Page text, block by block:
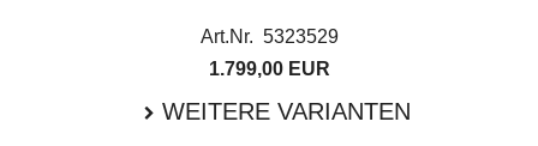
Art.Nr. 5323529
1.799,00 EUR
WEITERE VARIANTEN